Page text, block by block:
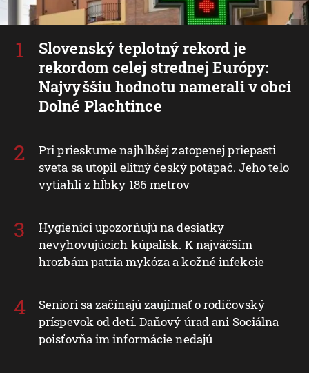
Slovenský teplotný rekord je
rekordom celej strednej Európy:
Najvyššiu hodnotu namerali v obci
Dolné Plachtince
Pri prieskume najhlbšej zatopenej priepasti
sveta sa utopil elitný český potápač. Jeho telo
vytiahli z hĺbky 186 metrov
Hygienici upozorňujú na desiatky
nevyhovujúcich kúpalísk. K najväčším
hrozbám patria mykóza a kožné infekcie
Seniori sa začínajú zaujímať o rodičovský
príspevok od detí. Daňový úrad ani Sociálna
poisťovňa im informácie nedajú